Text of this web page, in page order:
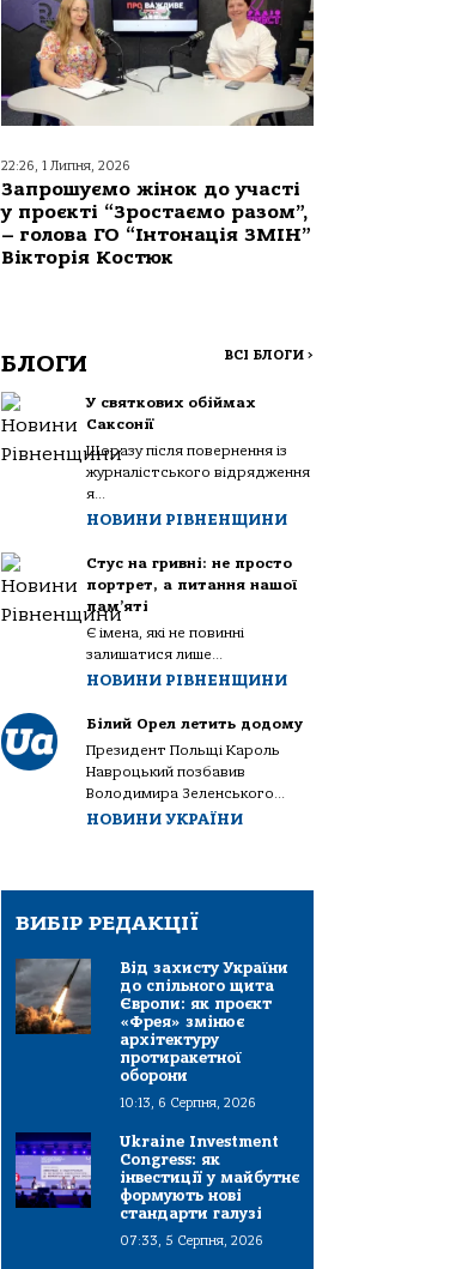
22:26, 1 Липня, 2026
Запрошуємо жінок до участі
у проєкті “Зростаємо разом”,
– голова ГО “Інтонація ЗМІН”
Вікторія Костюк
БЛОГИ ВСІ БЛОГИ >
У святкових обіймах
Саксонії
Щоразу після повернення із
журналістського відрядження
я...
НОВИНИ РІВНЕНЩИНИ
Стус на гривні: не просто
портрет, а питання нашої
пам’яті
Є імена, які не повинні
залишатися лише...
НОВИНИ РІВНЕНЩИНИ
Білий Орел летить додому
Президент Польщі Кароль
Навроцький позбавив
Володимира Зеленського...
НОВИНИ УКРАЇНИ
ВИБІР РЕДАКЦІЇ
Від захисту України
до спільного щита
Європи: як проєкт
«Фрея» змінює
архітектуру
протиракетної
оборони
10:13, 6 Серпня, 2026
Ukraine Investment
Congress: як
інвестиції у майбутнє
формують нові
стандарти галузі
07:33, 5 Серпня, 2026